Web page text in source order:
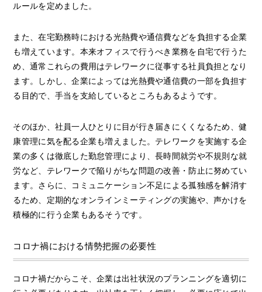
ルールを定めました。
また、在宅勤務時における光熱費や通信費などを負担する企業
も増えています。本来オフィスで行うべき業務を自宅で行うた
め、通常これらの費用はテレワークに従事する社員負担となり
ます。しかし、企業によっては光熱費や通信費の一部を負担す
る目的で、手当を支給しているところもあるようです。
そのほか、社員一人ひとりに目が行き届きにくくなるため、健
康管理に気を配る企業も増えました。テレワークを実施する企
業の多くは徹底した勤怠管理により、長時間就労や不規則な就
労など、テレワークで陥りがちな問題の改善・防止に努めてい
ます。さらに、コミュニケーション不足による孤独感を解消す
るため、定期的なオンラインミーティングの実施や、声かけを
積極的に行う企業もあるそうです。
コロナ禍における情勢把握の必要性
コロナ禍だからこそ、企業は出社状況のプランニングを適切に